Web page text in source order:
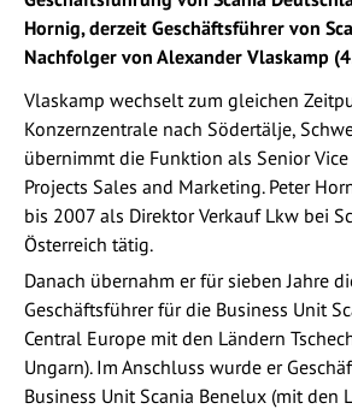
Hornig, derzeit Geschäftsführer von
Nachfolger von Alexander Vlaskamp
Vlaskamp wechselt zum gleichen
Konzernzentrale nach Södertälje,
übernimmt die Funktion als Senior Vice
Projects Sales and Marketing. Peter
bis 2007 als Direktor Verkauf Lkw bei
Österreich tätig.
Danach übernahm er für sieben Jahre
Geschäftsführer für die Business Unit
Central Europe mit den Ländern
Ungarn). Im Anschluss wurde er
Business Unit Scania Benelux (mit den